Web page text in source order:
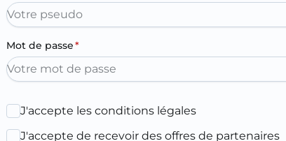
Mot de passe*
J'accepte les conditions légales
J'accepte de recevoir des offres de partenaires